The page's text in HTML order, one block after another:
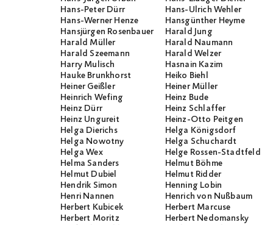
Hans-Peter Dürr
Hans-Ulrich Wehler
Hans-Werner Henze
Hansgünther Heyme
Hansjürgen Rosenbauer
Harald Jung
Harald Müller
Harald Naumann
Harald Szeemann
Harald Welzer
Harry Mulisch
Hasnain Kazim
Hauke Brunkhorst
Heiko Biehl
Heiner Geißler
Heiner Müller
Heinrich Wefing
Heinz Bude
Heinz Dürr
Heinz Schlaffer
Heinz Ungureit
Heinz-Otto Peitgen
Helga Dierichs
Helga Königsdorf
Helga Nowotny
Helga Schuchardt
Helga Wex
Helge Rossen-Stadtfeld
Helma Sanders
Helmut Böhme
Helmut Dubiel
Helmut Ridder
Hendrik Simon
Henning Lobin
Henri Nannen
Henrich von Nußbaum
Herbert Kubicek
Herbert Marcuse
Herbert Moritz
Herbert Nedomansky